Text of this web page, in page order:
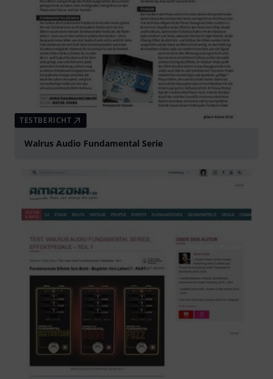
TESTBERICHT
Walrus Audio Fundamental Serie